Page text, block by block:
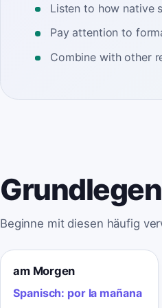
Listen to how native
Pay attention to
Combine with other
Beginne mit diesen häufig
am Morgen
Spanisch: por la mañana